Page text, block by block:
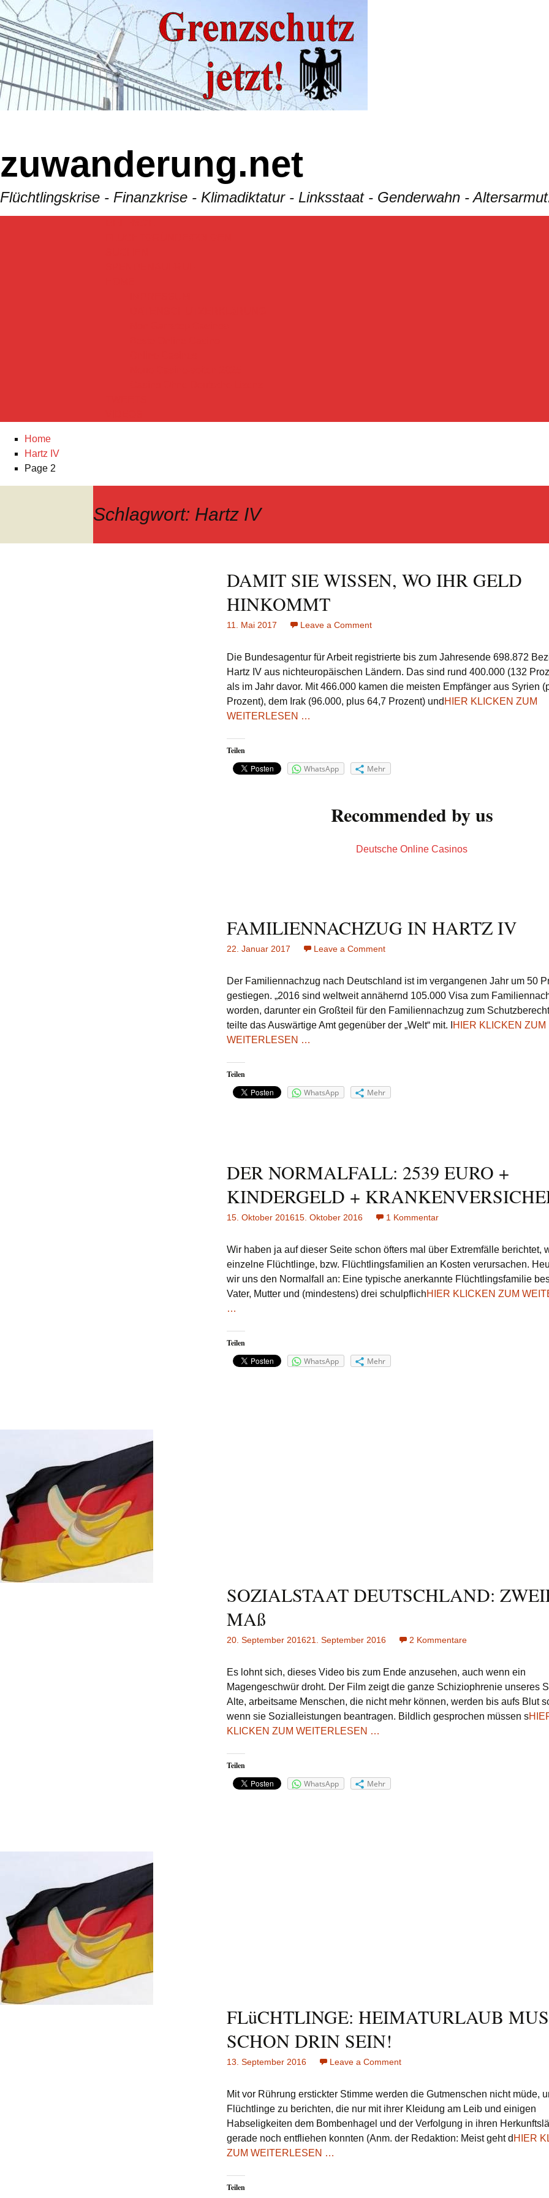
Skip
to
content
zuwanderung.net
Flüchtlingskrise - Finanzkrise - Klimadiktatur - Linksstaat - Genderwahn -
Home
Hartz IV
Page 2
Schlagwort: Hartz IV
DAMIT SIE WISSEN, WO IHR GELD
HINKOMMT
11. Mai 2017 Leave a Comment
WISSEN,
WO
IHR
GELD
Die Bundesagentur für Arbeit registrierte bis zum Jahresende 698.872
Hartz IV aus nichteuropäischen Ländern. Das sind rund 400.000 (132
als im Jahr davor. Mit 466.000 kamen die meisten Empfänger aus Syrien
Prozent), dem Irak (96.000, plus 64,7 Prozent) und HIER KLICKEN ZUM
WEITERLESEN …
Teilen
WhatsApp
Mehr
Recommended by us
Deutsche Online Casinos
FAMILIENNACHZUG IN HARTZ IV
22. Januar 2017 Leave a Comment
HARTZ
IV
Der Familiennachzug nach Deutschland ist im vergangenen Jahr um 50
gestiegen. „2016 sind weltweit annähernd 105.000 Visa zum
worden, darunter ein Großteil für den Familiennachzug zum
teilte das Auswärtige Amt gegenüber der „Welt“ mit. I
HIER KLICKEN ZUM
WEITERLESEN …
Teilen
WhatsApp
Mehr
DER NORMALFALL: 2539 EURO +
KINDERGELD +
15. Oktober 201615. Oktober 2016 1 Kommentar
NORMALFALL:
2539
EURO
+
KINDERGELD
Wir haben ja auf dieser Seite schon öfters mal über Extremfälle berichtet,
einzelne Flüchtlinge, bzw. Flüchtlingsfamilien an Kosten verursachen.
wir uns den Normalfall an: Eine typische anerkannte Flüchtlingsfamilie
Vater, Mutter und (mindestens) drei schulpflichHIER KLICKEN ZUM
…
Teilen
WhatsApp
Mehr
SOZIALSTAAT DEUTSCHLAND:
MAß
20. September 201621. September 2016 2 Kommentare
ZWEIERLEI
MAß
Es lohnt sich, dieses Video bis zum Ende anzusehen, auch wenn ein
Magengeschwür droht. Der Film zeigt die ganze Schiziophrenie unseres
Alte, arbeitsame Menschen, die nicht mehr können, werden bis aufs Blut
wenn sie Sozialleistungen beantragen. Bildlich gesprochen müssen s
KLICKEN ZUM WEITERLESEN …
Teilen
WhatsApp
Mehr
FLüCHTLINGE: HEIMATURLAUB
SCHON DRIN SEIN!
13. September 2016 Leave a Comment
MUSS
SCHON
DRIN
SEIN!
Mit vor Rührung erstickter Stimme werden die Gutmenschen nicht müde,
Flüchtlinge zu berichten, die nur mit ihrer Kleidung am Leib und einigen
Habseligkeiten dem Bombenhagel und der Verfolgung in ihren
gerade noch entfliehen konnten (Anm. der Redaktion: Meist geht d HIER
ZUM WEITERLESEN …
Teilen